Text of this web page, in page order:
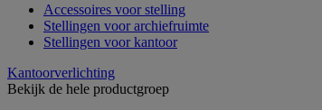
Accessoires voor stelling
Stellingen voor archiefruimte
Stellingen voor kantoor
Kantoorverlichting
Bekijk de hele productgroep